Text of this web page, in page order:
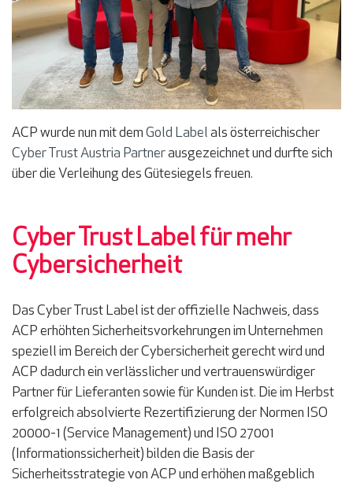
ACP wurde nun mit dem Gold Label als österreichischer
Cyber Trust Austria Partnerausgezeichnet und durfte sich
über die Verleihung des Gütesiegels freuen.
Cyber Trust Label für mehr
Cybersicherheit
Das Cyber Trust Label ist der offizielle Nachweis, dass
ACP erhöhten Sicherheitsvorkehrungen im Unternehmen
speziell im Bereich der Cybersicherheit gerecht wird und
ACP dadurch ein verlässlicher und vertrauenswürdiger
Partner für Lieferanten sowie für Kunden ist. Die im Herbst
erfolgreich absolvierte Rezertifizierung der Normen ISO
20000-1 (Service Management) und ISO 27001
(Informationssicherheit) bilden die Basis der
Sicherheitsstrategie von ACP und erhöhen maßgeblich